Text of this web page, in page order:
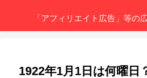
「アフィリエイト広告」等の
1922年1月1日は何曜日